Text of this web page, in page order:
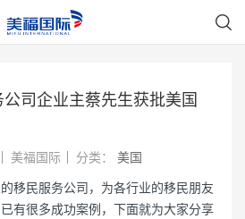
司企业主蔡先生获批美国
美福国际 分类： 美国
民服务公司，为各行业的移民朋友
有很多成功案例，下面就为大家分享